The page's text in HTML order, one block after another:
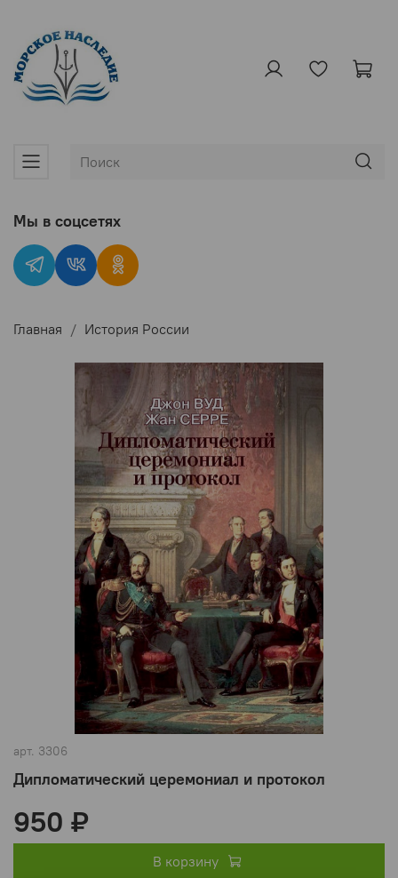
Главная История России
арт. 3306
Дипломатический церемониал и протокол
950 ₽
В корзину
Мы в соцсетях